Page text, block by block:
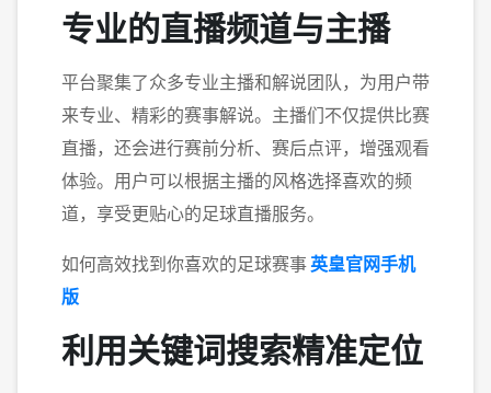
专业的直播频道与主播
平台聚集了众多专业主播和解说团队，为用户带
来专业、精彩的赛事解说。主播们不仅提供比赛
直播，还会进行赛前分析、赛后点评，增强观看
体验。用户可以根据主播的风格选择喜欢的频
道，享受更贴心的足球直播服务。
如何高效找到你喜欢的足球赛事 英皇官网手机
版
利用关键词搜索精准定位